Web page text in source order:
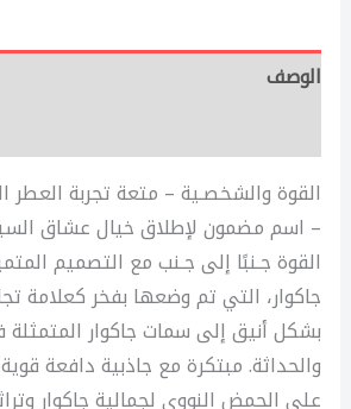
الوصف
القوة والشخصـية – متعة تجربة العطر
– اسم مضمون لإطلاق خيال عشاق
القوة جـنبًا إلى جـنب مع التصميم
جاكوار، التي تم وضعها بفخر كعلامة
بشكل أنيق إلى سمات جاكوار المتمثلة
والحداثة. مبتكرة مع جاذبية دافعة
على الحمض النووي لجمالية جاكوار